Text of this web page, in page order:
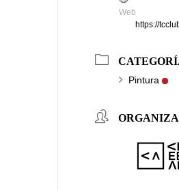
Web
https://
Pintura